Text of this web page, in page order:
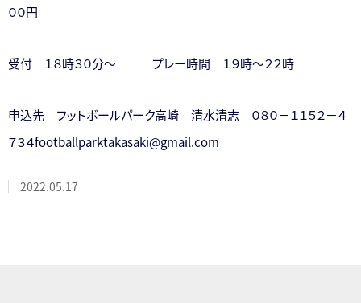
００円
受付 １８時３０分～ プレー時間 １９時～２２時
申込先 フットボールパーク高崎 清水清志 ０８０－１１５２－４
７３４footballparktakasaki@gmail.com
2022.05.17